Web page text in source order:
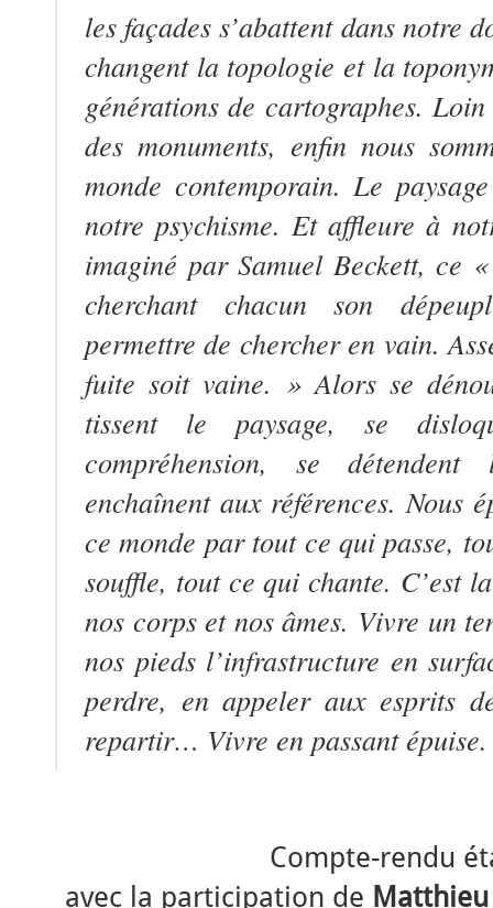
les façades s’abattent dans notre
changent la topologie et la
générations de cartographes.
des monuments, enfin nous
monde contemporain. Le
notre psychisme. Et affleure à
imaginé par Samuel Beckett, ce
cherchant chacun son
permettre de chercher en vain.
fuite soit vaine. » Alors se
tissent le paysage, se
compréhension, se
enchaînent aux références. Nous
ce monde par tout ce qui passe,
souffle, tout ce qui chante. C’est
nos corps et nos âmes. Vivre un
nos pieds l’infrastructure en
perdre, en appeler aux esprits
repartir… Vivre en passant épuise.
Compte-rendu
avec la participation de Matthieu